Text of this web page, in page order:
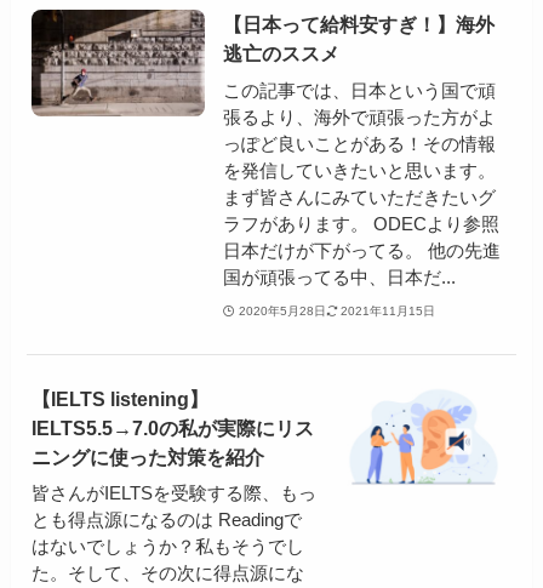
【日本って給料安すぎ！】海外
逃亡のススメ
この記事では、日本という国で頑
張るより、海外で頑張った方がよ
っぽど良いことがある！その情報
を発信していきたいと思います。
まず皆さんにみていただきたいグ
ラフがあります。 ODECより参照
日本だけが下がってる。 他の先進
国が頑張ってる中、日本だ...
2020年5月28日 2021年11月15日
【IELTS listening】
IELTS5.5→7.0の私が実際にリス
ニングに使った対策を紹介
皆さんがIELTSを受験する際、もっ
とも得点源になるのは Readingで
はないでしょうか？私もそうでし
た。そして、その次に得点源にな